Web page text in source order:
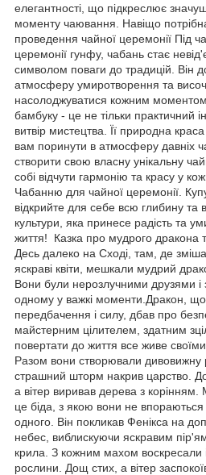
елегантності, що підкреслює
моменту чаювання. Навіщо
проведення чайної церемонії Під
церемонії гунфу, чабань стає
символом поваги до традицій. Він
атмосферу умиротворення та
насолоджуватися кожним
бамбуку - це не тільки практичний
витвір мистецтва. Її природна
вам поринути в атмосферу давніх
створити свою власну унікальну
собі відчути гармонію та красу у
Чабанню для чайної церемонії.
відкрийте для себе всю глибину та
культури, яка принесе радість та
життя! Казка про мудрого дракона
Десь далеко на Сході, там, де
яскраві квіти, мешкали мудрий
Вони були нерозлучними друзями
одному у важкі моменти.Дракон,
передбачення і силу, дбав про
майстерним цілителем, здатним
повертати до життя все живе
Разом вони створювали дивовижну
страшний шторм накрив царство.
а вітер виривав дерева з
це біда, з якою вони не
одного. Він покликав Фенікса на
небес, виблискуючи яскравим
крила. З кожним махом воскресали
рослини. Дощ стих, а вітер